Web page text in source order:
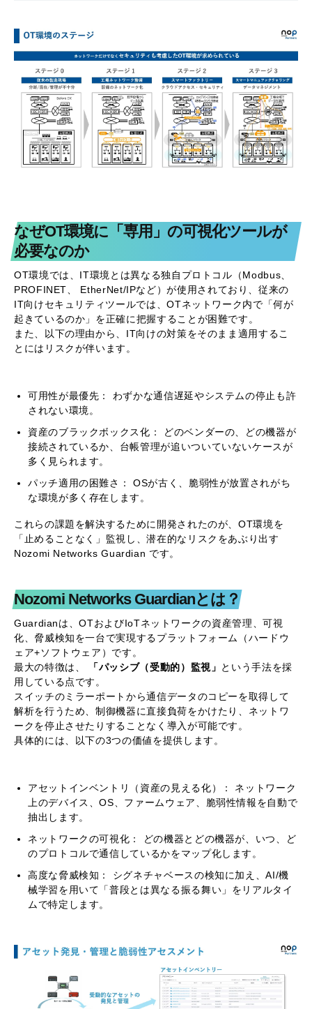
なぜOT環境に「専用」の可視化ツールが
必要なのか
OT環境では、IT環境とは異なる独自プロトコル（Modbus、
PROFINET、 EtherNet/IPなど）が使用されており、従来の
IT向けセキュリティツールでは、OTネットワーク内で「何が
起きているのか」を正確に把握することが困難です。
また、以下の理由から、IT向けの対策をそのまま適用するこ
とにはリスクが伴います。
可用性が最優先： わずかな通信遅延やシステムの停止も許
されない環境。
資産のブラックボックス化： どのベンダーの、どの機器が
接続されているか、台帳管理が追いついていないケースが
多く見られます。
パッチ適用の困難さ： OSが古く、脆弱性が放置されがち
な環境が多く存在します。
これらの課題を解決するために開発されたのが、OT環境を
「止めることなく」監視し、潜在的なリスクをあぶり出す
Nozomi Networks Guardian です。
Nozomi Networks Guardianとは？
Guardianは、OTおよびIoTネットワークの資産管理、可視
化、脅威検知を一台で実現するプラットフォーム（ハードウ
ェア+ソフトウェア）です。
最大の特徴は、
「パッシブ（受動的）監視」 という手法を採
用している点です。
スイッチのミラーポートから通信データのコピーを取得して
解析を行うため、制御機器に直接負荷をかけたり、ネットワ
ークを停止させたりすることなく導入が可能です。
具体的には、以下の3つの価値を提供します。
アセットインベントリ（資産の見える化）： ネットワーク
上のデバイス、OS、ファームウェア、脆弱性情報を自動で
抽出します。
ネットワークの可視化： どの機器とどの機器が、いつ、ど
のプロトコルで通信しているかをマップ化します。
高度な脅威検知： シグネチャベースの検知に加え、AI/機
械学習を用いて「普段とは異なる振る舞い」をリアルタイ
ムで特定します。